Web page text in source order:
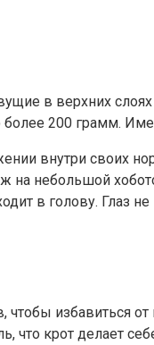
в верхних
200 грамм.
внутри своих
небольшой
в голову.
избавиться
крот делает